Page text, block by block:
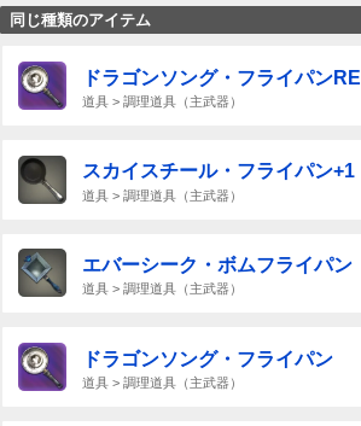
同じ種類のアイテム
ドラゴンソング・フライパンRE
道具 > 調理道具（主武器）
スカイスチール・フライパン+1
道具 > 調理道具（主武器）
エバーシーク・ボムフライパン
道具 > 調理道具（主武器）
ドラゴンソング・フライパン
道具 > 調理道具（主武器）